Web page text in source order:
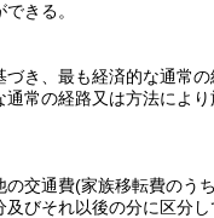
きる。
き、最も経済的な通常
常の経路又は方法によ
の交通費(家族移転費のう
びそれ以後の分に区分し